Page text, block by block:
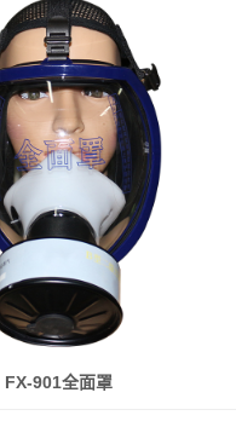
FX-901全面罩